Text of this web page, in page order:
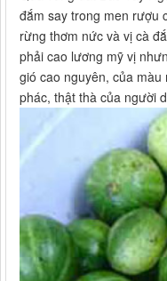
đắm say trong men rượu
rừng thơm nức và vị cà
phải cao lương mỹ vị
gió cao nguyên, của
phác, thật thà của người